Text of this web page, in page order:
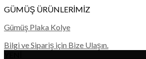
GÜMÜŞ ÜRÜNLERİMİZ
Gümüş Plaka Kolye
Bilgi ve Sipariş için Bize Ulaşın.